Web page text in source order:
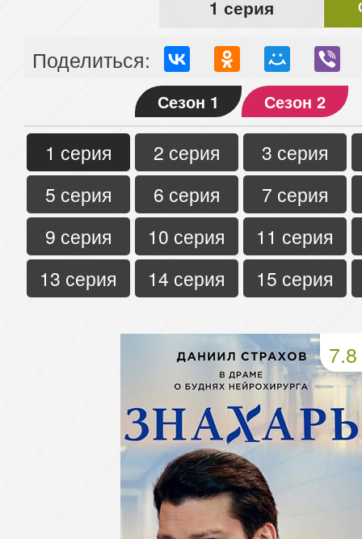
1 серия
Поделиться:
Сезон 1 Сезон 2
1 серия 2 серия
3 серия
5 серия
6 серия
7 серия
9 серия
10 серия
11 серия
13 серия
14 серия 15 серия
7.8